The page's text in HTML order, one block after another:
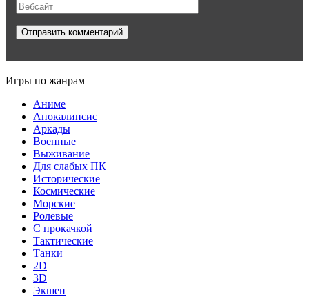
Игры по жанрам
Аниме
Апокалипсис
Аркады
Военные
Выживание
Для слабых ПК
Исторические
Космические
Морские
Ролевые
С прокачкой
Тактические
Танки
2D
3D
Экшен